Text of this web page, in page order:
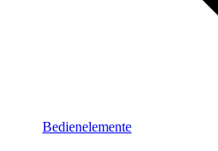
Bedienelemente